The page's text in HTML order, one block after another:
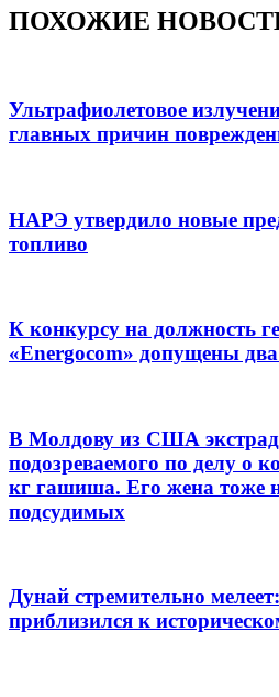
ПОХОЖИЕ
Ультрафиолетовое
главных причин
НАРЭ утвердило новые
топливо
К конкурсу на должность
«Energocom» допущены
В Молдову из США
подозреваемого по делу о
кг гашиша. Его жена тоже
подсудимых
Дунай стремительно
приблизился к